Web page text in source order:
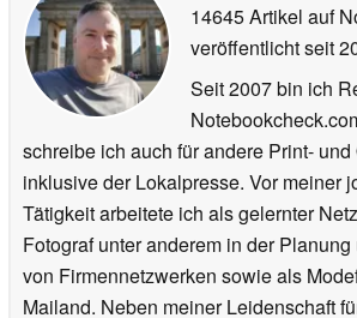
14645 Artikel auf
veröffentlichtseit
Seit 2007 bin ich
schreibe ich auch für andere Print-
inklusive der Lokalpresse. Vor meiner
Tätigkeit arbeitete ich als gelernter
Fotograf unter anderem in der
von Firmennetzwerken sowie als
Mailand. Neben meiner Leidenschaft